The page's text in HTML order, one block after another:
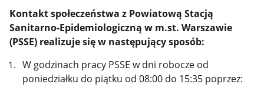
Kontakt społeczeństwa z Powiatową Stacją
Sanitarno-Epidemiologiczną w m.st. Warszawie
(PSSE) realizuje się w następujący sposób:
W godzinach pracy PSSE w dni robocze od
poniedziałku do piątku od 08:00 do 15:35 poprzez: